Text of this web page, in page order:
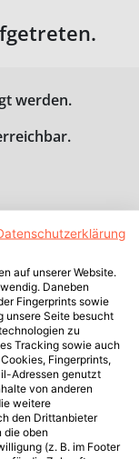
werden.
auf unserer Website.
Daneben
Fingerprints sowie
unsere Seite besucht
zu
Tracking sowie auch
Fingerprints,
Adressen genutzt
von anderen
weitere
den Drittanbieter
die oben
(z. B. im Footer